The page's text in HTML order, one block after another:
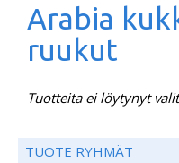
Arabia
ruukut
Tuotteita ei löytynyt
TUOTE RYHMÄT